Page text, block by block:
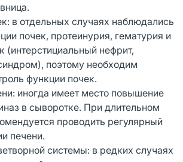
в отдельных случаях наблюдались
почек, протеинурия, гематурия и
(интерстициальный нефрит,
поэтому необходим
функции почек.
иногда имеет место повышение
в сыворотке. При длительном
проводить регулярный
печени.
системы: в редких случаях